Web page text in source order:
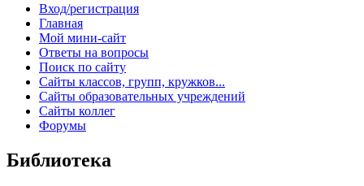
Вход/регистрация
Главная
Мой мини-сайт
Ответы на вопросы
Поиск по сайту
Сайты классов, групп, кружков...
Сайты образовательных учреждений
Сайты коллег
Форумы
Библиотека